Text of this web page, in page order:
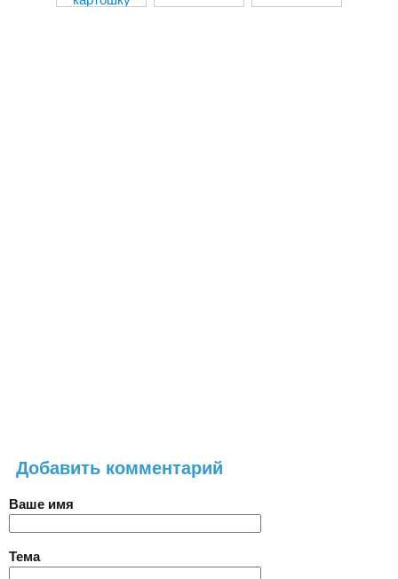
Добавить комментарий
Ваше имя
Тема